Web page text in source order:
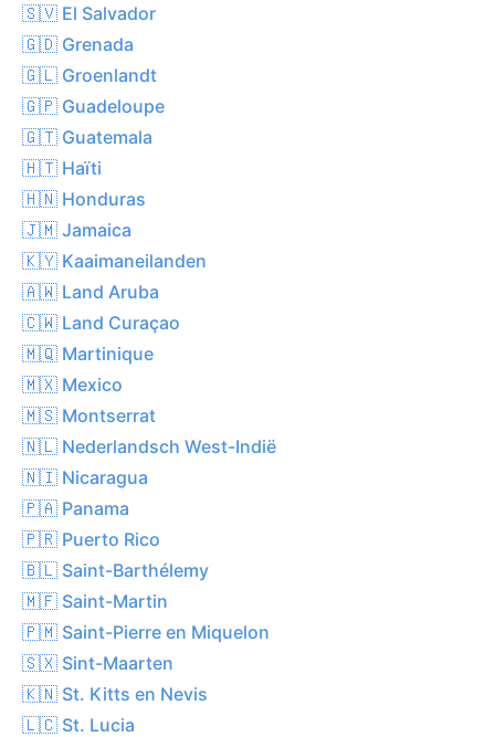
🇸🇻 El Salvador
🇬🇩 Grenada
🇬🇱 Groenlandt
🇬🇵 Guadeloupe
🇬🇹 Guatemala
🇭🇹 Haïti
🇭🇳 Honduras
🇯🇲 Jamaica
🇰🇾 Kaaimaneilanden
🇦🇼 Land Aruba
🇨🇼 Land Curaçao
🇲🇶 Martinique
🇲🇽 Mexico
🇲🇸 Montserrat
🇳🇱 Nederlandsch West-Indië
🇳🇮 Nicaragua
🇵🇦 Panama
🇵🇷 Puerto Rico
🇧🇱 Saint-Barthélemy
🇲🇫 Saint-Martin
🇵🇲 Saint-Pierre en Miquelon
🇸🇽 Sint-Maarten
🇰🇳 St. Kitts en Nevis
🇱🇨 St. Lucia